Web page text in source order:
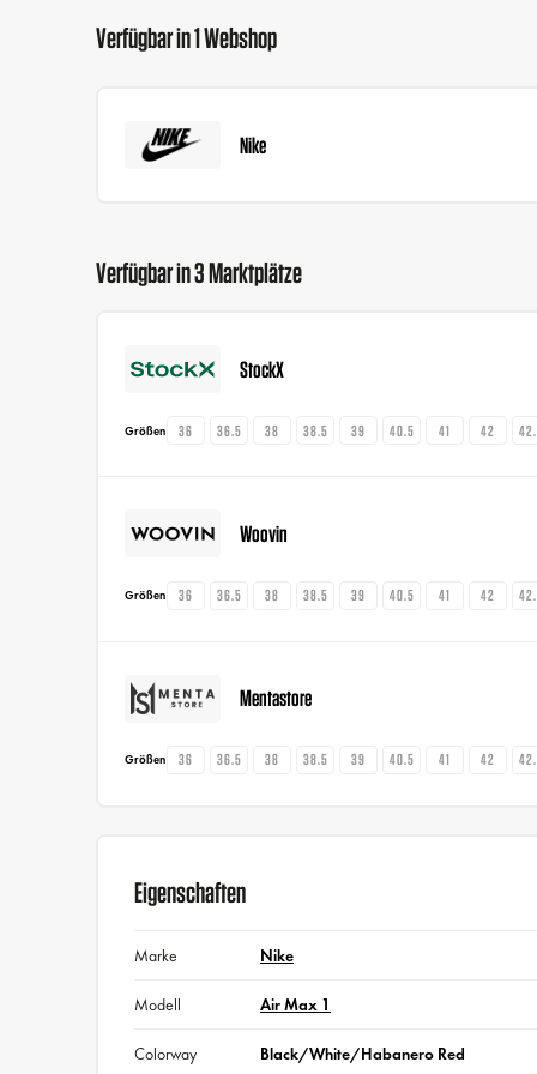
Verfügbar in 1 Webshop
Nike
Verfügbar in 3 Marktplätze
StockX
Größen 36 36.5 38 38.5 39 40.5 41 42
Woovin
Größen 36 36.5 38 38.5 39 40.5 41 42
Mentastore
Größen 36 36.5 38 38.5 39 40.5 41 42
Eigenschaften
Marke Nike
Modell Air Max 1
Colorway Black/White/Habanero Red